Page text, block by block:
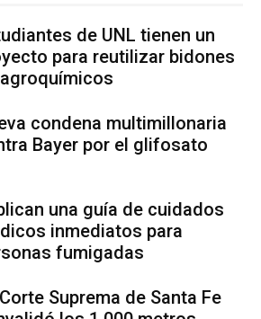
de UNL tienen un
para reutilizar bidones
condena multimillonaria
Bayer por el glifosato
una guía de cuidados
inmediatos para
fumigadas
Suprema de Santa Fe